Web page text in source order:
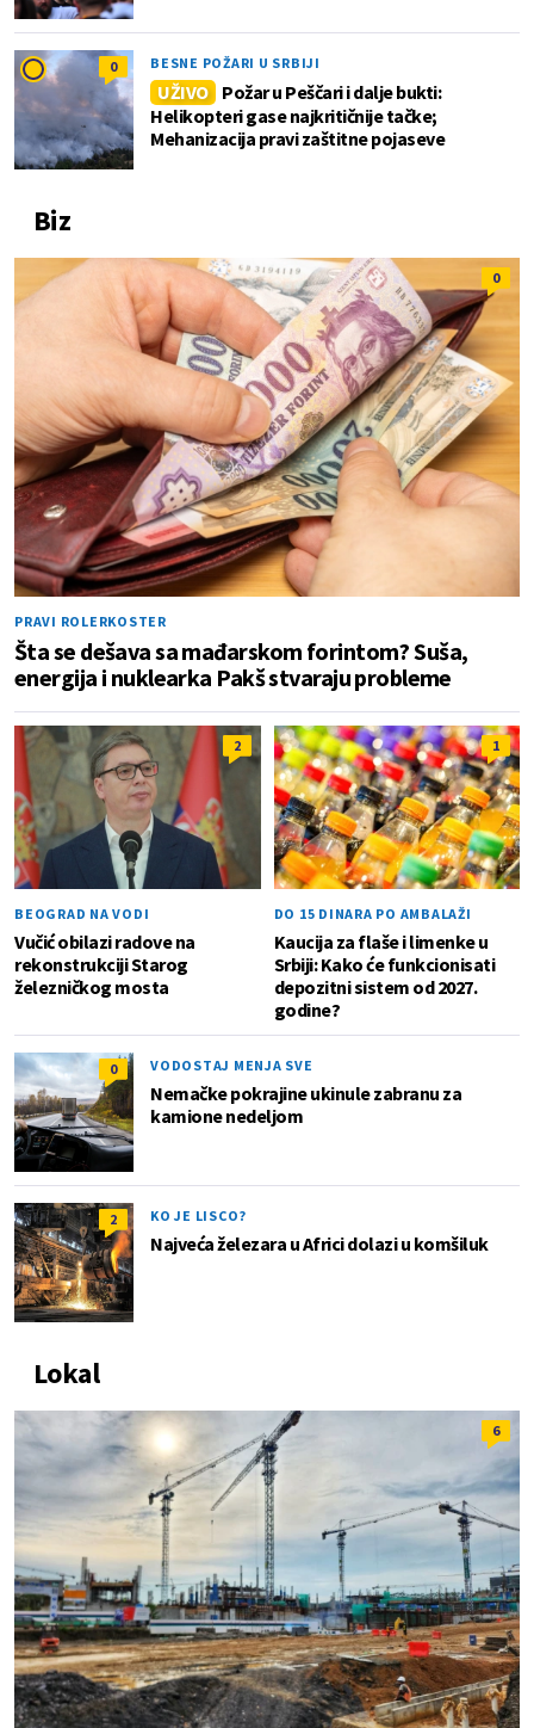
0 BESNE POŽARI U SRBIJI
UŽIVO
Požar u Peščari i dalje bukti:
Helikopteri gase najkritičnije tačke;
Mehanizacija pravi zaštitne pojaseve
Biz
0
PRAVI ROLERKOSTER
Šta se dešava sa mađarskom forintom? Suša,
energija i nuklearka Pakš stvaraju probleme
2
BEOGRAD NA VODI
Vučić obilazi radove na
rekonstrukciji Starog
železničkog mosta
1
DO 15 DINARA PO AMBALAŽI
Kaucija za flaše i limenke u
Srbiji: Kako će funkcionisati
depozitni sistem od 2027.
godine?
0 VODOSTAJ MENJA SVE
Nemačke pokrajine ukinule zabranu za
kamione nedeljom
2 KO JE LISCO?
Najveća železara u Africi dolazi u komšiluk
Lokal
6